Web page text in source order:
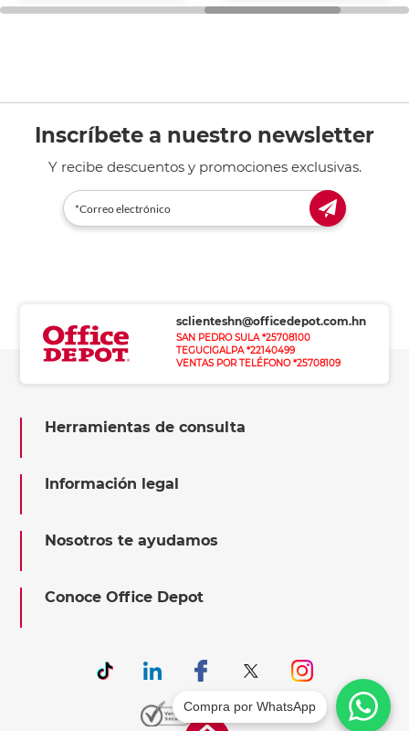
Inscríbete a nuestro newsletter
Y recibe descuentos y promociones exclusivas.
sclienteshn@officedepot.com.hn
SAN PEDRO SULA *25708100
TEGUCIGALPA *22140499
VENTAS POR TELÉFONO *25708109
Herramientas de consulta
Información legal
Nosotros te ayudamos
Conoce Office Depot
Compra por WhatsApp